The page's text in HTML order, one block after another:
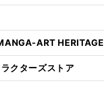
ART HERITAGE
クターズストア